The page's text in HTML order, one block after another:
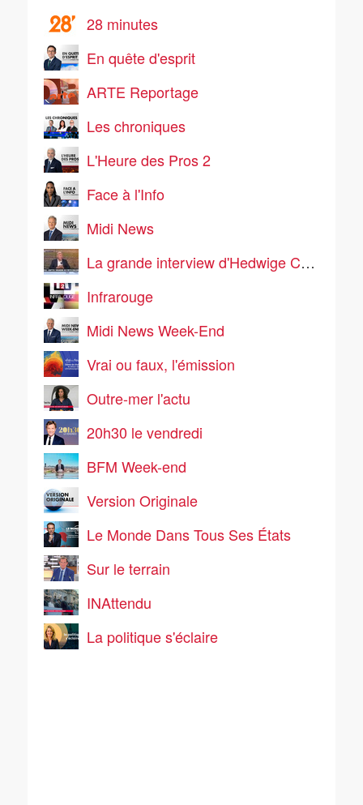
28 minutes
En quête d'esprit
ARTE Reportage
Les chroniques
L'Heure des Pros 2
Face à l'Info
Midi News
La grande interview d'Hedwige Chevrillon
Infrarouge
Midi News Week-End
Vrai ou faux, l'émission
Outre-mer l'actu
20h30 le vendredi
BFM Week-end
Version Originale
Le Monde Dans Tous Ses États
Sur le terrain
INAttendu
La politique s'éclaire